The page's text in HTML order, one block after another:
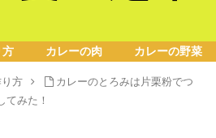
方 カレーの肉 カレーの野菜
方
カレーのとろみは片栗粉でつ
てみた！